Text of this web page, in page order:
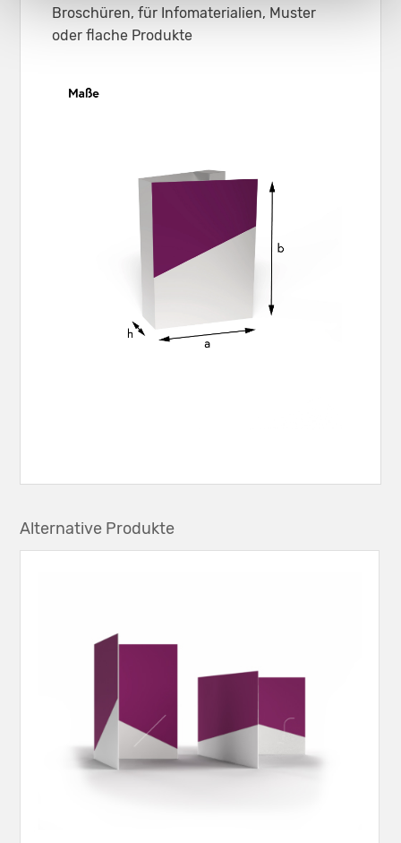
Broschüren, für Infomaterialien, Muster
oder flache Produkte
Alternative Produkte